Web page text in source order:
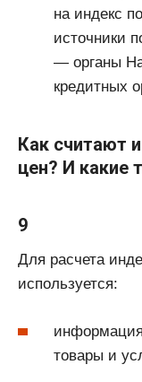
на индекс
источники
— органы
кредитных
Как считают
цен? И какие
9
Для расчета
используется:
товары и